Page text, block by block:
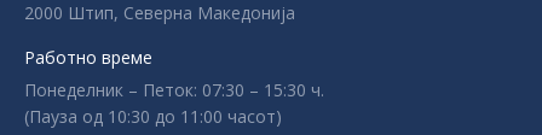
2000 Штип, Северна Македонија
Работно време
Понеделник – Петок: 07:30 – 15:30 ч.
(Пауза од 10:30 до 11:00 часот)